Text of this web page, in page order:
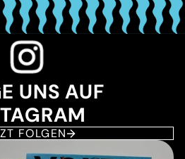
UNS AUF
FOLGEN